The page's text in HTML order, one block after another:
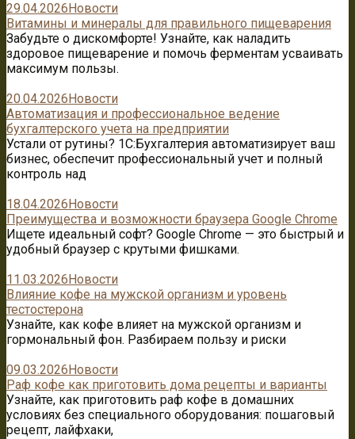
29.04.2026 Новости
Витамины и минералы для правильного пищеварения
Забудьте о дискомфорте! Узнайте, как наладить
здоровое пищеварение и помочь ферментам усваивать
максимум пользы.
20.04.2026 Новости
Автоматизация и профессиональное ведение
бухгалтерского учета на предприятии
Устали от рутины? 1C:Бухгалтерия автоматизирует ваш
бизнес, обеспечит профессиональный учет и полный
контроль над
18.04.2026 Новости
Преимущества и возможности браузера Google Chrome
Ищете идеальный софт? Google Chrome — это быстрый и
удобный браузер с крутыми фишками.
11.03.2026 Новости
Влияние кофе на мужской организм и уровень
тестостерона
Узнайте, как кофе влияет на мужской организм и
гормональный фон. Разбираем пользу и риски
09.03.2026 Новости
Раф кофе как приготовить дома рецепты и варианты
Узнайте, как приготовить раф кофе в домашних
условиях без специального оборудования: пошаговый
рецепт, лайфхаки,